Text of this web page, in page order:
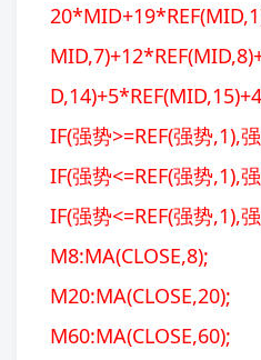
IF(强势>=REF(强势,1),
IF(强势<=REF(强势,1),
IF(强势<=REF(强势,1),
M8:MA(CLOSE,8);
M20:MA(CLOSE,20);
M60:MA(CLOSE,60);